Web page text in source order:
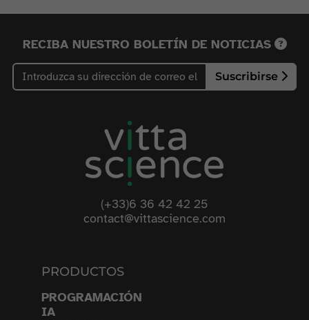
RECIBA NUESTRO BOLETÍN DE NOTICIAS
Suscribirse
(+33)6 36 42 42 25
contact@vittascience.com
PRODUCTOS
PROGRAMACIÓN
IA